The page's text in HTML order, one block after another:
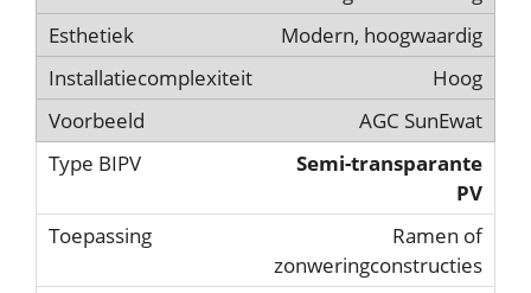
Modern, hoogwaardig
Hoog
AGC SunEwat
Semi-transparante
PV
Ramen of
zonweringconstructies